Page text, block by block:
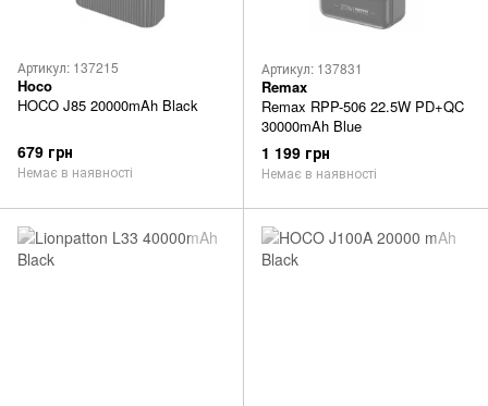
Артикул: 137215
Hoco
HOCO J85 20000mAh Black
679 грн
Немає в наявності
Артикул: 137831
Remax
Remax RPP-506 22.5W PD+QC
30000mAh Blue
1 199 грн
Немає в наявності